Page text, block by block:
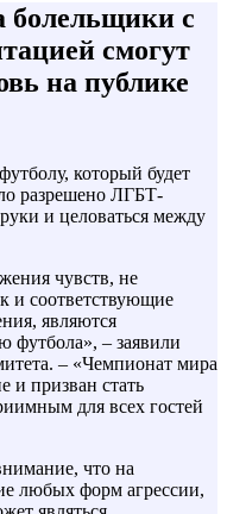
болельщики с
смогут
на публике
который будет
разрешено ЛГБТ-
и целоваться между
чувств, не
и соответствующие
являются
футбола», – заявили
– «Чемпионат мира
и призван стать
для всех гостей
что на
любых форм агрессии,